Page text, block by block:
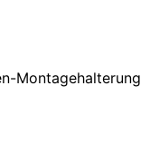
Montagehalterung